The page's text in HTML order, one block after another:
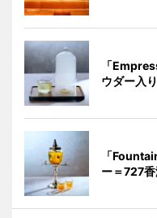
「
ウダー入
「
ー＝727香